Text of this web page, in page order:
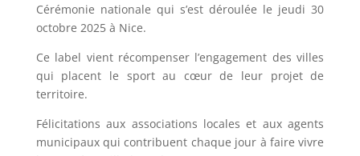
Cérémonie nationale qui s’est déroulée le jeudi 30
octobre 2025 à Nice.
Ce label vient récompenser l’engagement des villes
qui placent le sport au cœur de leur projet de
territoire.
Félicitations aux associations locales et aux agents
municipaux qui contribuent chaque jour à faire vivre